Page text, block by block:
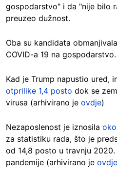
gospodarstvo" i da "nije bilo
preuzeo dužnost.
Oba su kandidata
COVID-a 19 na gospodarstvo.
Kad je Trump napustio ured,
otprilike 1,4 posto dok se
virusa (arhivirano je ovdje)
Nezaposlenost je iznosila
za statistiku rada, što je
od 14,8 posto u travnju
pandemije (arhivirano je ovdje